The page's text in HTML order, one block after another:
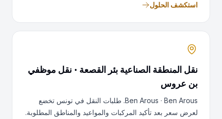
استكشف الحلول
نقل المنطقة الصناعية بئر القصعة · نقل موظفي
بن عروس
Ben Arous · Ben Arous. طلبات النقل في تونس تخضع
لعرض سعر بعد تأكيد المركبات والمواعيد والمناطق المطلوبة.